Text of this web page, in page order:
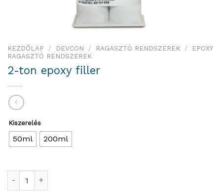
KEZDŐLAP / DEVCON / RAGASZTÓ RENDSZEREK /
EPOXY
RAGASZTÓ RENDSZEREK
2-ton epoxy filler
Kiszerelés
50ml 200ml